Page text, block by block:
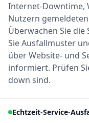
Internet-Downtime,
Nutzern
Überwachen Sie
Sie Ausfallmuster
über Website- und
informiert. Prüfen
down sind.
Echtzeit-Service-